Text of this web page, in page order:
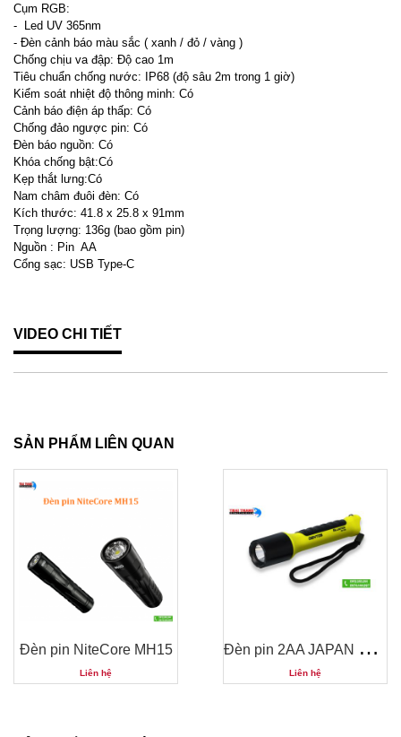
Cụm RGB:
- Led UV 365nm
- Đèn cảnh báo màu sắc ( xanh / đỏ / vàng )
Chống chịu va đập: Độ cao 1m
Tiêu chuẩn chống nước: IP68 (độ sâu 2m trong 1 giờ)
Kiểm soát nhiệt độ thông minh: Có
Cảnh báo điện áp thấp: Có
Chống đảo ngược pin: Có
Đèn báo nguồn: Có
Khóa chống bật:Có
Kẹp thắt lưng:Có
Nam châm đuôi đèn: Có
Kích thước: 41.8 x 25.8 x 91mm
Trọng lượng: 136g (bao gồm pin)
Nguồn : Pin AA
Cổng sạc: USB Type-C
VIDEO CHI TIẾT
SẢN PHẨM LIÊN QUAN
Đèn pin NiteCore MH15
Liên hệ
Đ
èn pin 2AA JAPAN GENTOS BR-10M
Liên hệ